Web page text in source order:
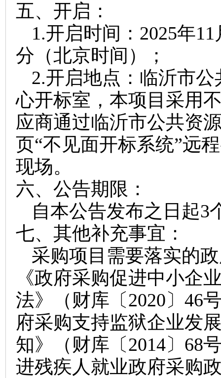
五、开启：
1.开启时间： 2025年11
分（北京时间）；
2.开启地点：临沂市
心开标室，本项目采用
应商通过临沂市公共资
页“不见面开标系统”远
现场。
六、公告期限：
自本公告发布之日起3
七、其他补充事宜：
采购项目需要落实的
《政府采购促进中小企
法》（财库〔2020〕46
府采购支持监狱企业发
知》（财库〔2014〕68
进残疾人就业政府采购